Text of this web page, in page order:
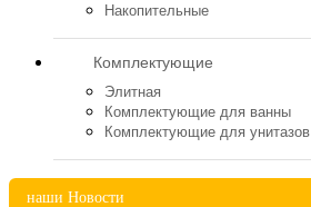
Накопительные
Комплектующие
Элитная
Комплектующие для ванны
Комплектующие для унитазов
наши Новости